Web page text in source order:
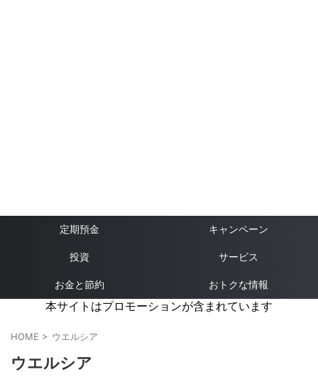
定期預金 キャンペーン
投資 サービス
お金と節約 おトクな情報
本サイトはプロモーションが含まれています
HOME > ウエルシア
ウエルシア